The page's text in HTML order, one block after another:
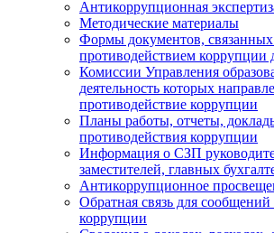
Антикоррупционная
Методические материалы
Формы документов,
противодействием коррупции
Комиссии Управления
деятельность которых
противодействие коррупции
Планы работы, отчеты,
противодействия коррупции
Информация о СЗП
заместителей, главных
Антикоррупционное
Обратная связь для сообщений
коррупции